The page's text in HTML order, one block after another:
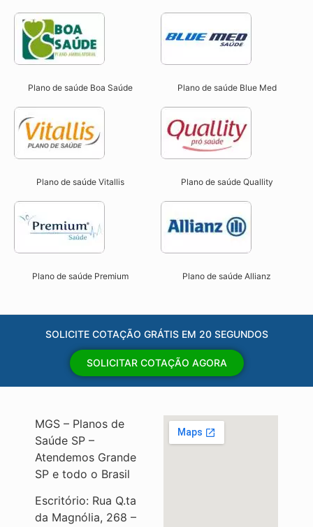
Plano de saúde Boa Saúde Plano de saúde Blue Med
Plano de saúde Vitallis Plano de saúde Quallity
Plano de saúde Premium Plano de saúde Allianz
SOLICITE COTAÇÃO GRÁTIS EM 20 SEGUNDOS
SOLICITAR COTAÇÃO AGORA
MGS – Planos de
Saúde SP –
Atendemos Grande
SP e todo o Brasil
Escritório: Rua Q.ta
da Magnólia, 268 –